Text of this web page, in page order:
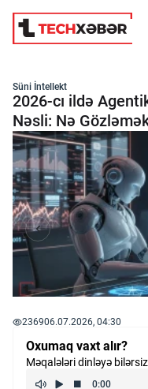
Süni İntellekt
Elm və Kosmos
Texnoloji İnkişaf
İnnovasiya və
Robot və Cihazlar
Kriptovalyuta
Süni İntellekt
2026-cı ildə
Nəsli: Nə
236906.07.2026, 04:30
Oxumaq vaxt alır?
Məqalələri dinləyə bilərsiz